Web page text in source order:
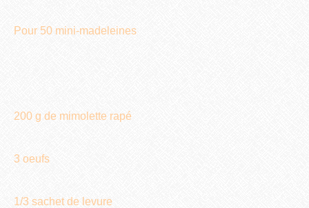
Pour 50 mini-madeleines
200 g de mimolette rapé
3 oeufs
1/3 sachet de levure